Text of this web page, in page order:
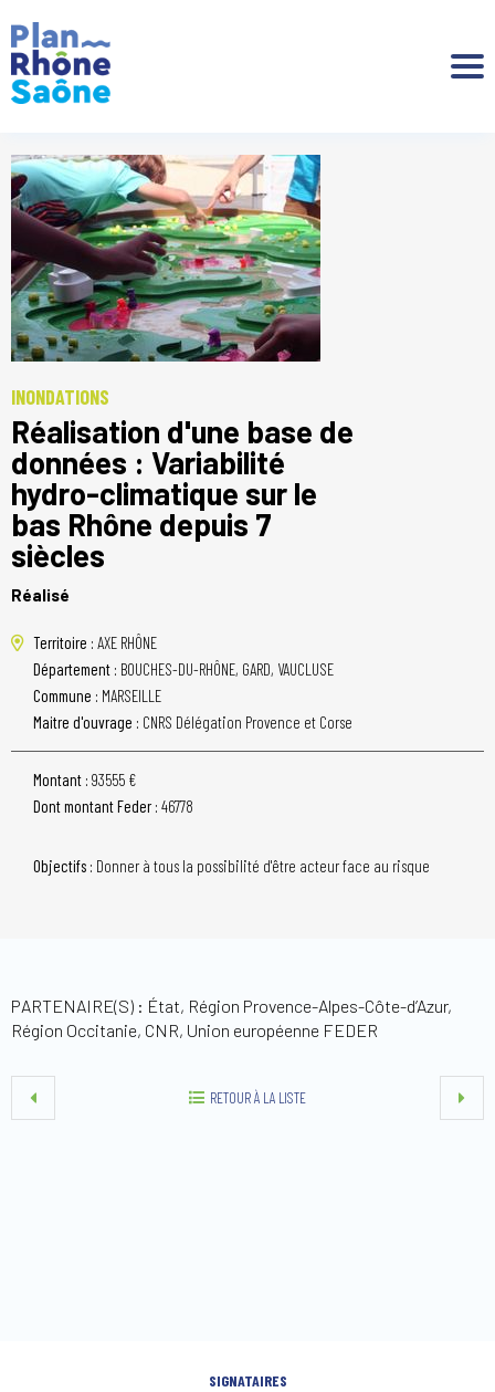
INONDATIONS
Réalisation d'une base de
données : Variabilité
hydro-climatique sur le
bas Rhône depuis 7
siècles
Réalisé
Territoire : AXE RHÔNE
Département : BOUCHES-DU-RHÔNE, GARD, VAUCLUSE
Commune : MARSEILLE
Maitre d'ouvrage : CNRS Délégation Provence et Corse
Montant : 93555 €
Dont montant Feder : 46778
Objectifs : Donner à tous la possibilité d'être acteur face au risque
PARTENAIRE(S) : État, Région Provence-Alpes-Côte-d’Azur,
Région Occitanie, CNR, Union européenne FEDER
RETOUR À LA LISTE
SIGNATAIRES